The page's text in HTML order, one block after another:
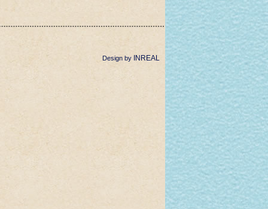
Design by INREAL